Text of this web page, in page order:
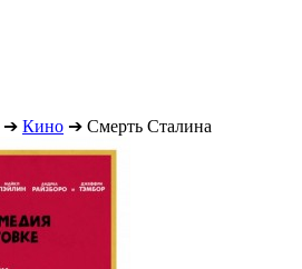
➔ Кино ➔ Смерть Сталина